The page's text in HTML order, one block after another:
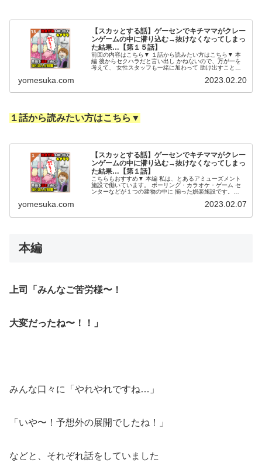
【スカッとする話】ゲーセンでキチママがクレー
ンゲームの中に潜り込む→抜けなくなってしまっ
た結果…【第１５話】
前回の内容はこちら▼ １話から読みたい方はこちら▼ 本
編 後からセクハラだと言い出し かねないので、万が一を
考えて、 女性スタッフも一緒に加わって 助け出すことに
yomesuka.com 2023.02.20
１話から読みたい方はこちら▼
【スカッとする話】ゲーセンでキチママがクレー
ンゲームの中に潜り込む→抜けなくなってしまっ
た結果…【第１話】
こちらもおすすめ▼ 本編 私は、とあるアミューズメント
施設で働いています。 ボーリング・カラオケ・ゲーム セ
ンターなどが１つの建物の中に 揃った娯楽施設です。
yomesuka.com 2023.02.07
本編
上司「みんなご苦労様〜！
大変だったね〜！！」
みんな口々に「やれやれですね…」
「いや〜！予想外の展開でしたね！」
などと、それぞれ話をしていました